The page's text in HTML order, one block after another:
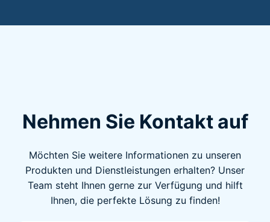
Nehmen Sie Kontakt auf
Möchten Sie weitere Informationen zu unseren
Produkten und Dienstleistungen erhalten? Unser
Team steht Ihnen gerne zur Verfügung und hilft
Ihnen, die perfekte Lösung zu finden!